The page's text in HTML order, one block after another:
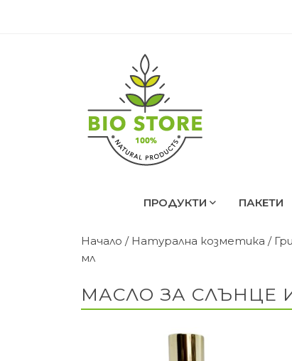
ПРОДУКТИ ПАКЕТИ
Начало / Натурална козметика /
мл
МАСЛО ЗА СЛЪНЦЕ